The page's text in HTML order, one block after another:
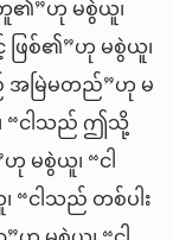
”ဟု မစွဲယူ၊
ဖြစ်၏”ဟု မစွဲယူ၊
အမြဲမတည်”ဟု မ
“ငါသည် ဤသို့
မစွဲယူ၊ “ငါ
ါသည် တစ်ပါး